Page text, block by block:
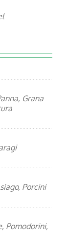
Grana
Porcini
Pomodorini,